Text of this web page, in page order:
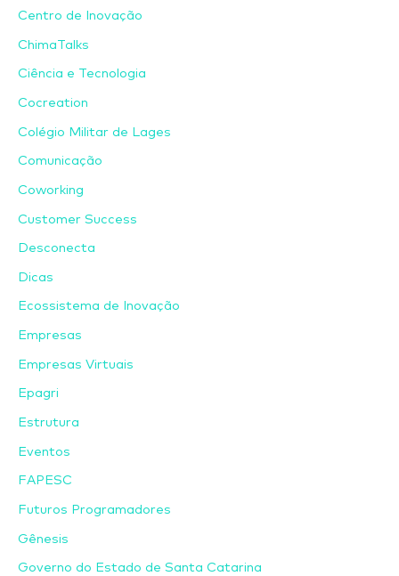
Centro de Inovação
ChimaTalks
Ciência e Tecnologia
Cocreation
Colégio Militar de Lages
Comunicação
Coworking
Customer Success
Desconecta
Dicas
Ecossistema de Inovação
Empresas
Empresas Virtuais
Epagri
Estrutura
Eventos
FAPESC
Futuros Programadores
Gênesis
Governo do Estado de Santa Catarina